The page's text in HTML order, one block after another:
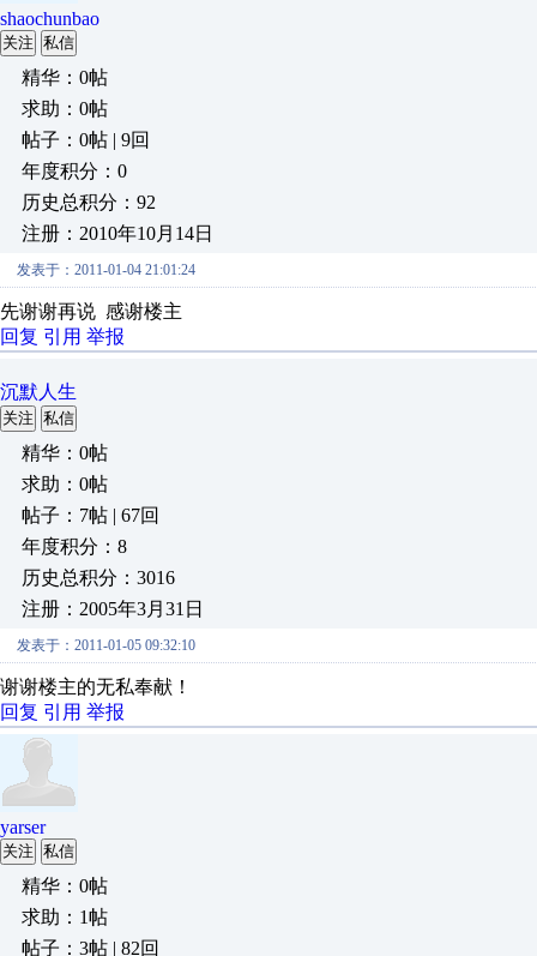
shaochunbao
关注 私信
精华：0帖
求助：0帖
帖子：0帖 | 9回
年度积分：0
历史总积分：92
注册：2010年10月14日
发表于：2011-01-04 21:01:24
先谢谢再说 感谢楼主
回复 引用 举报
沉默人生
关注 私信
精华：0帖
求助：0帖
帖子：7帖 | 67回
年度积分：8
历史总积分：3016
注册：2005年3月31日
发表于：2011-01-05 09:32:10
谢谢楼主的无私奉献！
回复 引用 举报
yarser
关注 私信
精华：0帖
求助：1帖
帖子：3帖 | 82回